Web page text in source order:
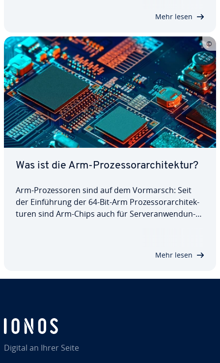
Mehr lesen
Was ist die Arm-Pro­zes­sor­ar­chi­tek­tur?
Arm-Pro­zes­so­ren sind auf dem Vormarsch: Seit
der Ein­füh­rung der 64-Bit-Arm Pro­zes­sor­ar­chi­tek­
tu­ren sind Arm-Chips auch für Ser­ver­an­wen­dun­
Mehr lesen
Digital an Ihrer Seite